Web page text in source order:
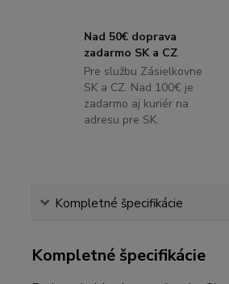
Nad 50€ doprava
zadarmo SK a CZ
Pre službu Zásielkovne
SK a CZ. Nad 100€ je
zadarmo aj kuriér na
adresu pre SK.
Kompletné špecifikácie
Kompletné špecifikácie